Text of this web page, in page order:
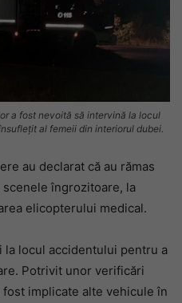
a fost nevoită să intervină la locul
al femeii din interiorul dubei.
au declarat că au rămas
îngrozitoare, la
elicopterului medical.
locul accidentului pentru a
Potrivit unor verificări
implicate alte vehicule în